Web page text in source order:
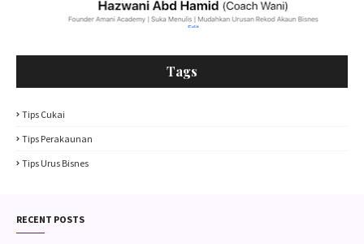
Tags
Tips Cukai
Tips Perakaunan
Tips Urus Bisnes
RECENT POSTS